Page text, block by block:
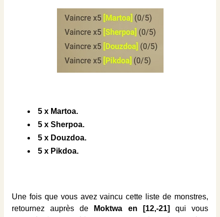
5 x Martoa.
5 x Sherpoa.
5 x Douzdoa.
5 x Pikdoa.
Une fois que vous avez vaincu cette liste de monstres,
retournez auprès de
Moktwa en [12,-21]
qui vous